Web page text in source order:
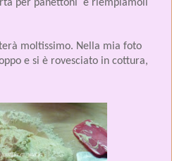
per panettoni e riempiamoli
moltissimo. Nella mia foto
e si è rovesciato in cottura,